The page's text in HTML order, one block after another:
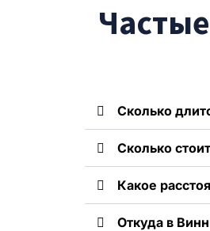
Сколько
Сколько
Какое
Откуда в